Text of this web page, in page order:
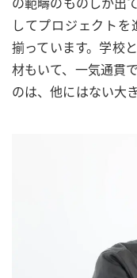
してプロジェクト
揃っています。学校
材もいて、一気通貫
のは、他にはない大